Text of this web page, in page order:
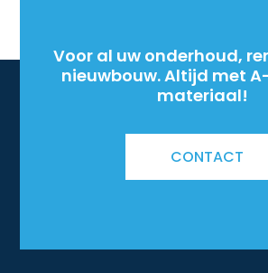
Voor al uw onderhoud,
nieuwbouw. Altijd met
materiaal!
CONTACT